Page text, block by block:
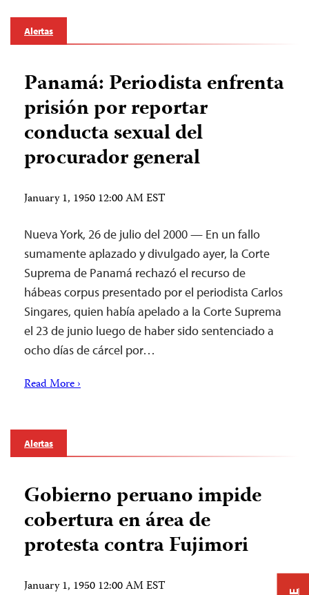
Alertas
Panamá: Periodista enfrenta
prisión por reportar
conducta sexual del
procurador general
January 1, 1950 12:00 AM EST
Nueva York, 26 de julio del 2000 — En un fallo
sumamente aplazado y divulgado ayer, la Corte
Suprema de Panamá rechazó el recurso de
hábeas corpus presentado por el periodista Carlos
Singares, quien había apelado a la Corte Suprema
el 23 de junio luego de haber sido sentenciado a
ocho días de cárcel por…
Read More ›
Alertas
Gobierno peruano impide
cobertura en área de
protesta contra Fujimori
January 1, 1950 12:00 AM EST